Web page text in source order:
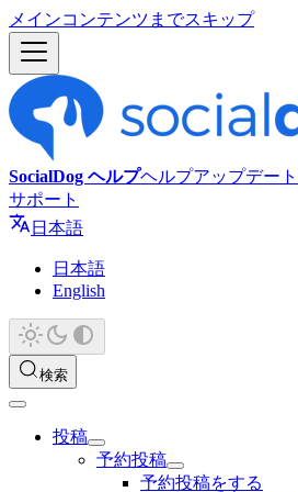
メインコンテンツまでスキップ
SocialDog ヘルプヘルプアップデート
サポート
日本語
日本語
English
検索
投稿
予約投稿
予約投稿をする